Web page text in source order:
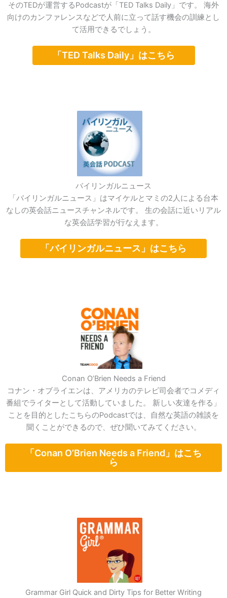
そのTEDが運営するPodcastが「TED Talks Daily」です。 海外
向けのカンファレンスなどで人前に立って話す機会の訓練とし
て活用できるでしょう。
「TED Talks Daily」はこちら
バイリンガルニュース
「バイリンガルニュース」はマイケルとマミの2人による台本
なしの英会話ニュースチャンネルです。 生の会話に近いリアル
な英会話学習が行なえます。
「バイリンガルニュース」はこちら
Conan O’Brien Needs a Friend
コナン・オブライエンは、アメリカのテレビ司会者でコメディ
番組でライターとして活動していました。 新しい友達を作る」
ことを目的としたこちらのPodcastでは、自然な英語の雑談を
聞くことができるので、ぜひ聞いてみてください。
「Conan O’Brien Needs a Friend」はこち
ら
Grammar Girl Quick and Dirty Tips for Better Writing